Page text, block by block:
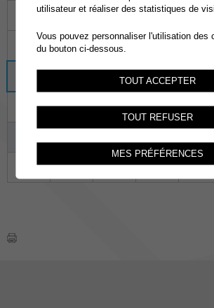
28 29 30 31
04 05
12 13 14
18 19 20 21
01 02 03 04
utilisateur et réaliser des statistiques de
Vous pouvez personnaliser l'utilisation des
du bouton ci-dessous.
TOUT ACCEPTER
TOUT REFUSER
MES PRÉFÉRENCES